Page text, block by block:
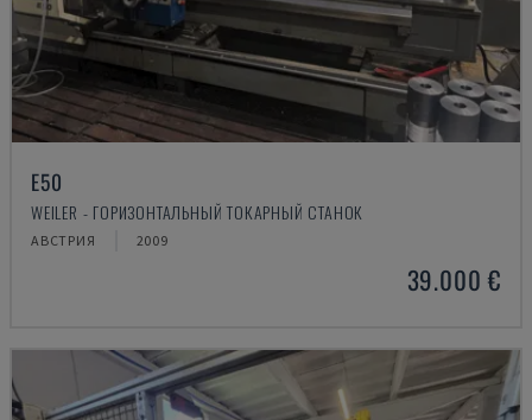
E50
WEILER - ГОРИЗОНТАЛЬНЫЙ ТОКАРНЫЙ СТАНОК
АВСТРИЯ 2009
39.000 €